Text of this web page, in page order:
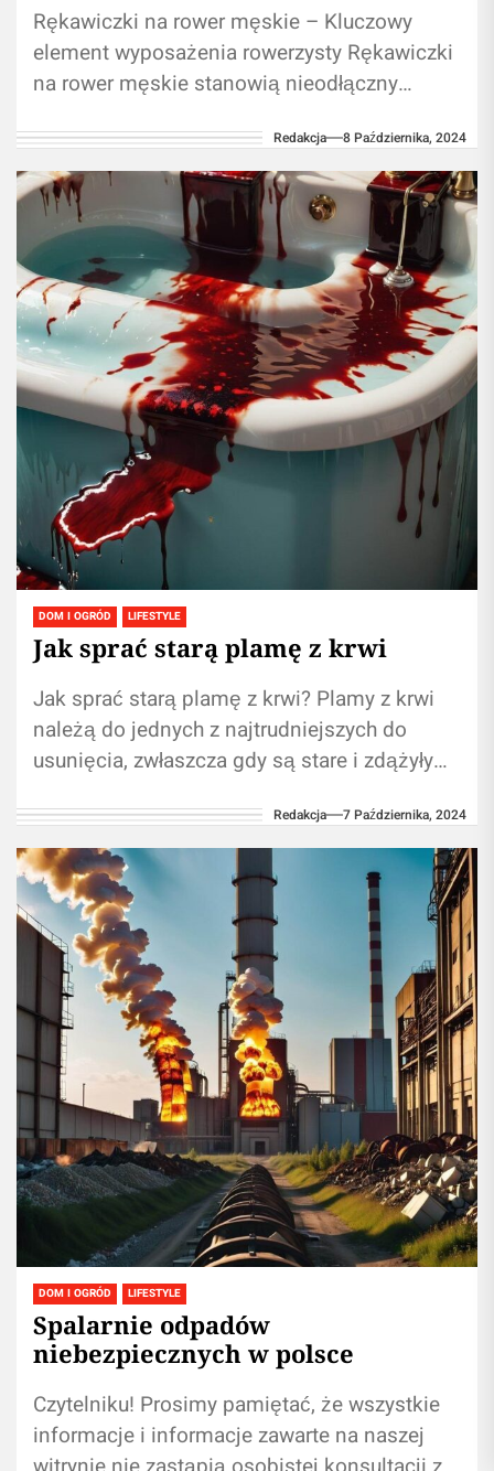
Rękawiczki na rower męskie – Kluczowy
element wyposażenia rowerzysty Rękawiczki
na rower męskie stanowią nieodłączny
niezależnie od tego, czy jest to...
Redakcja 8 Października, 2024
DOM I OGRÓD LIFESTYLE
Jak sprać starą plamę z krwi
Jak sprać starą plamę z krwi? Plamy z krwi
należą do jednych z najtrudniejszych do
usunięcia, zwłaszcza gdy są stare i zdążyły
Redakcja 7 Października, 2024
DOM I OGRÓD LIFESTYLE
Spalarnie odpadów
niebezpiecznych w polsce
Czytelniku! Prosimy pamiętać, że wszystkie
informacje i informacje zawarte na naszej